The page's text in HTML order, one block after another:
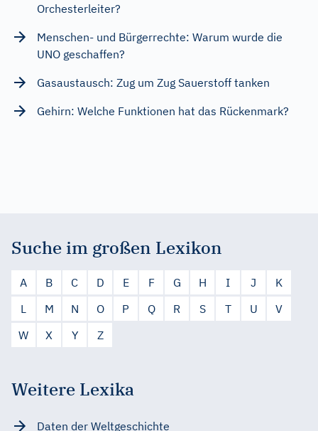
Orchesterleiter?
Menschen- und Bürgerrechte: Warum wurde die
UNO geschaffen?
Gasaustausch: Zug um Zug Sauerstoff tanken
Gehirn: Welche Funktionen hat das Rückenmark?
Suche im großen Lexikon
A B C D E F G H I J
K
L
M N O P Q R S T U
V
W
X Y Z
Weitere Lexika
Daten der Weltgeschichte